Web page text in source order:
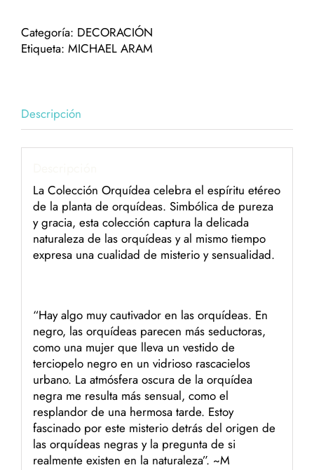
Orchid¨
cantidad
Categoría: DECORACIÓN
Etiqueta: MICHAEL ARAM
Descripción
La Colección Orquídea celebra el espíritu etéreo
de la planta de orquídeas. Simbólica de pureza
y gracia, esta colección captura la delicada
naturaleza de las orquídeas y al mismo tiempo
expresa una cualidad de misterio y sensualidad.
“Hay algo muy cautivador en las orquídeas. En
negro, las orquídeas parecen más seductoras,
como una mujer que lleva un vestido de
terciopelo negro en un vidrioso rascacielos
urbano. La atmósfera oscura de la orquídea
negra me resulta más sensual, como el
resplandor de una hermosa tarde. Estoy
fascinado por este misterio detrás del origen de
las orquídeas negras y la pregunta de si
realmente existen en la naturaleza”. ~M